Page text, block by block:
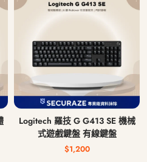
Logitech 羅技 G G413 SE 機械
式遊戲鍵盤 有線鍵盤
$1,200